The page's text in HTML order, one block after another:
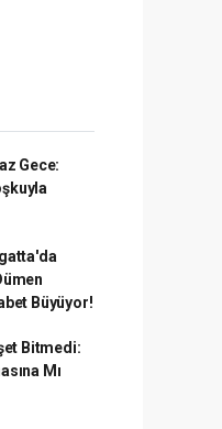
Gece:
Büyüyor!
Bitmedi:
Mı